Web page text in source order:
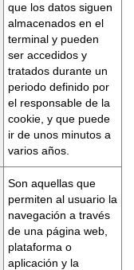
que los datos siguen
almacenados en el
terminal y pueden
ser accedidos y
tratados durante un
periodo definido por
el responsable de la
cookie, y que puede
ir de unos minutos a
varios años.
Son aquellas que
permiten al usuario la
navegación a través
de una página web,
plataforma o
aplicación y la